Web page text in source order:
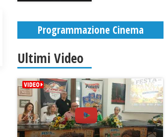
Programmazione Cinema
Ultimi Video